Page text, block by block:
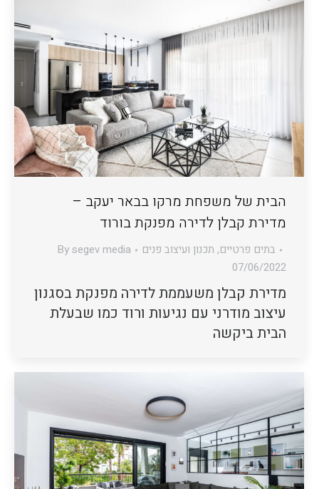
הבית של משפחת מרקו בבאר יעקב –
מדירת קבלן לדירה מפנקת בורוד
בתים פרטיים, תכנון ועיצוב פנים Bysegev media
07/06/2022
מדירת קבלן משעממת לדירה מפנקת בסגנון
עיצוב מודרני עם נגיעות ורוד כמו שבעלת
הבית ביקשה